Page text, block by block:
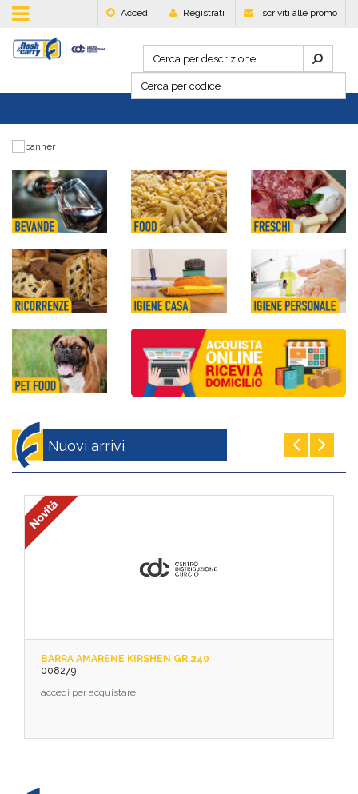
Accedi Registrati Iscriviti alle promo
Nuovi arrivi
BARRA AMARENE KIRSHEN GR.240
008279
accedi per acquistare